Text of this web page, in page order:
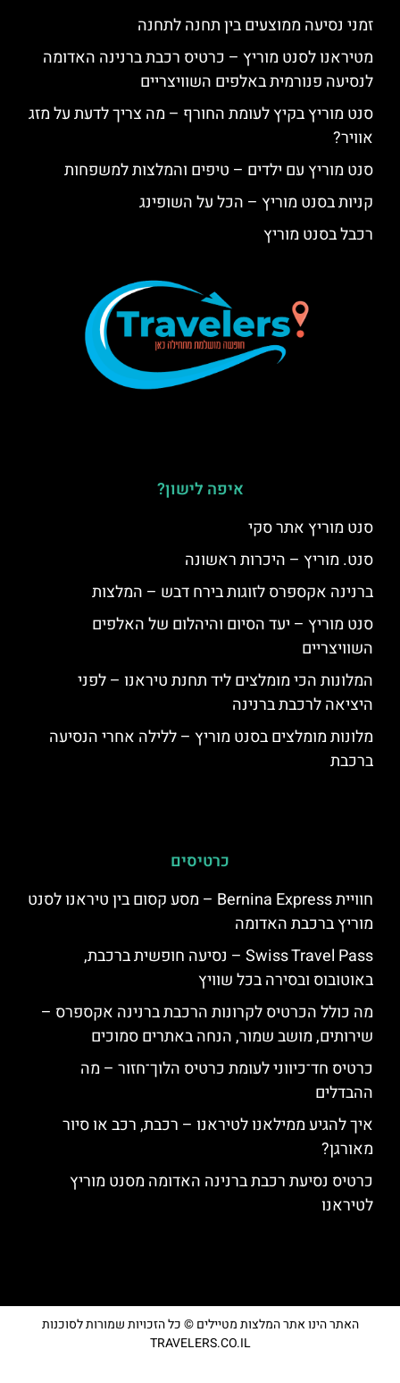
זמני נסיעה ממוצעים בין תחנה לתחנה
מטיראנו לסנט מוריץ – כרטיס רכבת ברנינה האדומה
לנסיעה פנורמית באלפים השוויצריים
סנט מוריץ בקיץ לעומת החורף – מה צריך לדעת על מזג
אוויר?
סנט מוריץ עם ילדים – טיפים והמלצות למשפחות
קניות בסנט מוריץ – הכל על השופינג
רכבל בסנט מוריץ
איפה לישון?
סנט מוריץ אתר סקי
סנט. מוריץ – היכרות ראשונה
ברנינה אקספרס לזוגות בירח דבש – המלצות
סנט מוריץ – יעד הסיום והיהלום של האלפים
השוויצריים
המלונות הכי מומלצים ליד תחנת טיראנו – לפני
היציאה לרכבת ברנינה
מלונות מומלצים בסנט מוריץ – ללילה אחרי הנסיעה
ברכבת
כרטיסים
חוויית Bernina Express – מסע קסום בין טיראנו לסנט
מוריץ ברכבת האדומה
Swiss Travel Pass – נסיעה חופשית ברכבת,
באוטובוס ובסירה בכל שוויץ
מה כולל הכרטיס לקרונות הרכבת ברנינה אקספרס –
שירותים, מושב שמור, הנחה באתרים סמוכים
כרטיס חד־כיווני לעומת כרטיס הלוך־חזור – מה
ההבדלים
איך להגיע ממילאנו לטיראנו – רכבת, רכב או סיור
מאורגן?
כרטיס נסיעת רכבת ברנינה האדומה מסנט מוריץ
לטיראנו
האתר הינו אתר המלצות מטיילים © כל הזכויות שמורות לסוכנות
TRAVELERS.CO.IL